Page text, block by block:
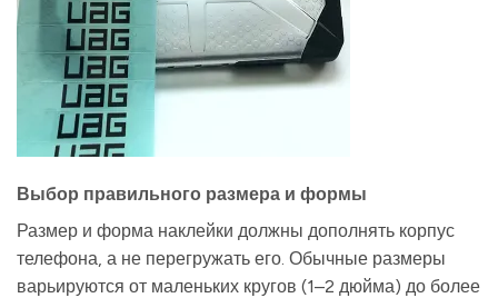
Выбор правильного размера и формы
Размер и форма наклейки должны дополнять корпус
телефона, а не перегружать его. Обычные размеры
варьируются от маленьких кругов (1–2 дюйма) до более